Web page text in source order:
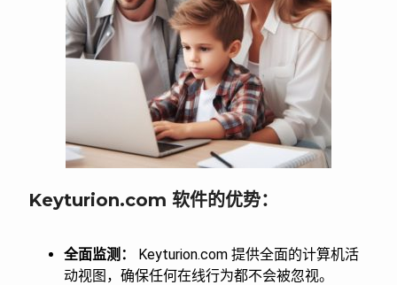
Keyturion.com 软件的优势：
全面监测：
Keyturion.com 提供全面的计算机活
动视图，确保任何在线行为都不会被忽视。